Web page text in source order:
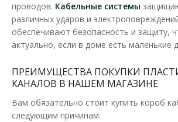
Короб KOPOS 30х25х2000мм LHD
Доступность: В наличии
Предназначено для вставки нескольких
155.34 грн
проводов. Кабельные системы
различных ударов и
обеспечивают безопасность и защиту,
актуально, если в доме есть маленькие
ПРЕИМУЩЕСТВА ПОКУПКИ
КАНАЛОВ В НАШЕМ МАГАЗИНЕ
Вам обязательно стоит купить короб
следующим причинам: